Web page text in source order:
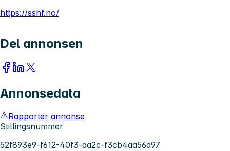
https://sshf.no/
Del annonsen
Annonsedata
Rapporter annonse
Stillingsnummer
52f893e9-f612-40f3-aa2c-f3cb4aa56d97